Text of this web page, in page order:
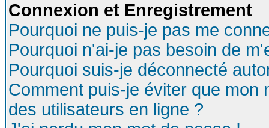
Connexion et Enregistrement
Pourquoi ne puis-je pas me
Pourquoi n'ai-je pas besoin de
Pourquoi suis-je déconnecté
Comment puis-je éviter que mon
des utilisateurs en ligne ?